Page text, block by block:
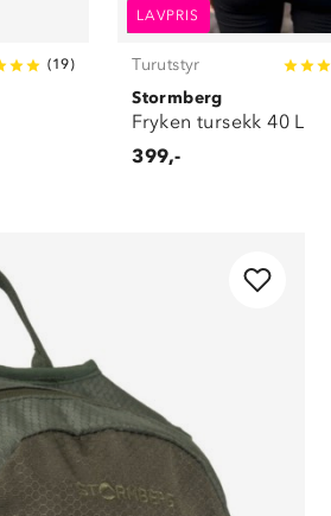
(19)
LAVPRIS
Turutstyr
Stormberg
Fryken tursekk 40 L
399,-